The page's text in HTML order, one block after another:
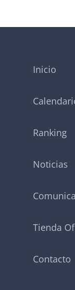
Inicio
Ranking
Noticias
Tienda
Contacto